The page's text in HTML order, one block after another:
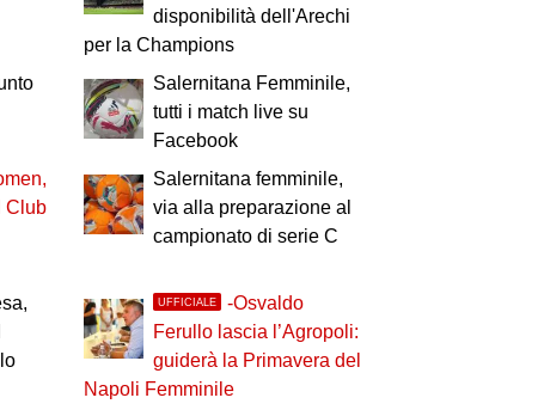
disponibilità dell'Arechi
per la Champions
Salernitana Femminile,
tutti i match live su
Facebook
Club
Salernitana femminile,
via alla preparazione al
campionato di serie C
UFFICIALE
-Osvaldo
Ferullo lascia l’Agropoli:
guiderà la Primavera del
Napoli Femminile